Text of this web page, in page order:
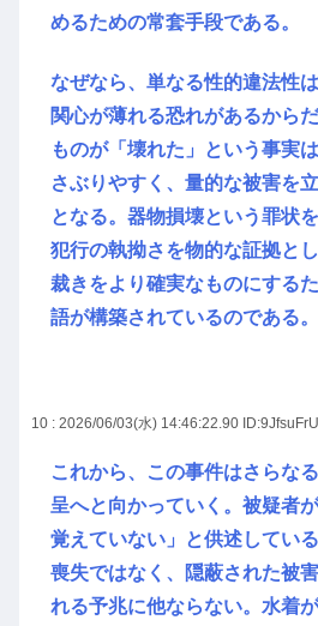
めるための常套手段である。
なぜなら、単なる性的違法性
関心が薄れる恐れがあるから
ものが「壊れた」という事実
さぶりやすく、量的な被害を
となる。器物損壊という罪状
犯行の執拗さを物的な証拠と
裁きをより確実なものにする
語が構築されているのである。
10 : 2026/06/03(水) 14:46:22.90
これから、この事件はさらな
呈へと向かっていく。被疑者
覚えていない」と供述してい
喪失ではなく、隠蔽された被
れる予兆に他ならない。水着